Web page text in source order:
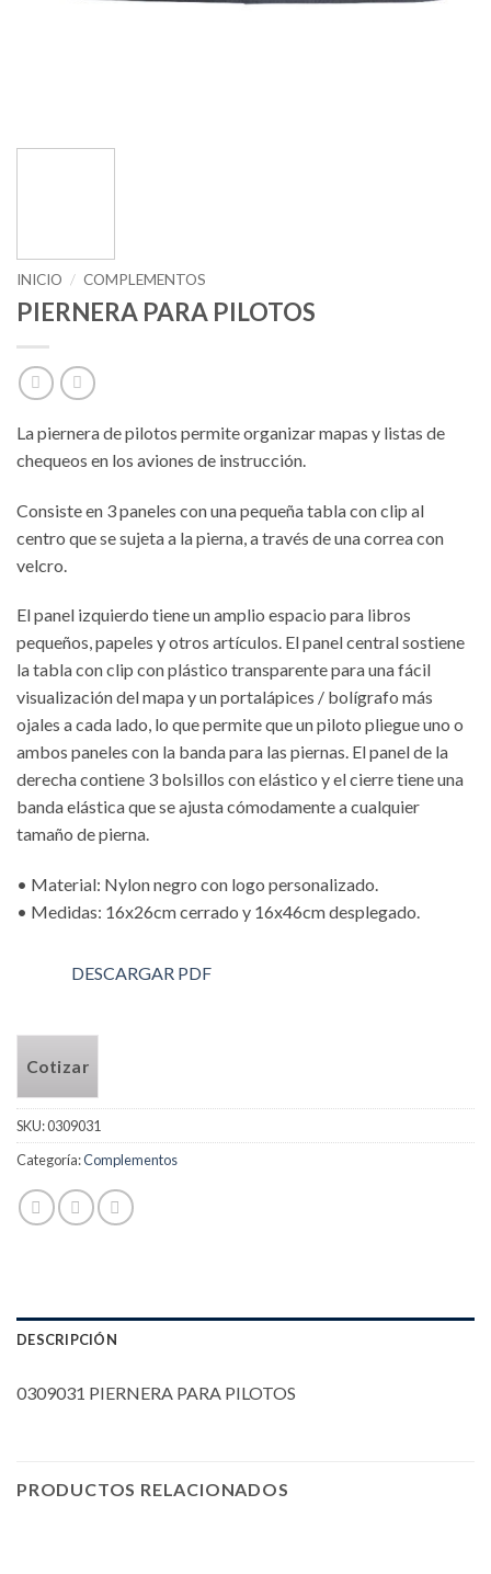
INICIO / COMPLEMENTOS
PIERNERA PARA PILOTOS
La piernera de pilotos permite organizar mapas y listas de
chequeos en los aviones de instrucción.
Consiste en 3 paneles con una pequeña tabla con clip al
centro que se sujeta a la pierna, a través de una correa con
velcro.
El panel izquierdo tiene un amplio espacio para libros
pequeños, papeles y otros artículos. El panel central sostiene
la tabla con clip con plástico transparente para una fácil
visualización del mapa y un portalápices / bolígrafo más
ojales a cada lado, lo que permite que un piloto pliegue uno o
ambos paneles con la banda para las piernas. El panel de la
derecha contiene 3 bolsillos con elástico y el cierre tiene una
banda elástica que se ajusta cómodamente a cualquier
tamaño de pierna.
• Material: Nylon negro con logo personalizado.
• Medidas: 16x26cm cerrado y 16x46cm desplegado.
DESCARGAR PDF
Cotizar
SKU:0309031
Categoría:Complementos
DESCRIPCIÓN
0309031 PIERNERA PARA PILOTOS
PRODUCTOS RELACIONADOS